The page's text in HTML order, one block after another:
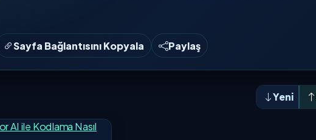
Sayfa Bağlantısını Kopyala Paylaş
Yeni